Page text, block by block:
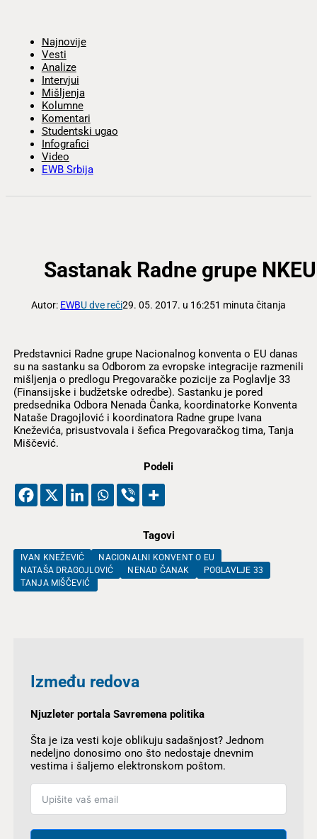
Najnovije
Vesti
Analize
Intervjui
Mišljenja
Kolumne
Komentari
Studentski ugao
Infografici
Video
EWB Srbija
Sastanak Radne grupe
Autor: EWBU dve reči29. 05. 2017. u 16:251 minuta čitanja
Predstavnici Radne grupe Nacionalnog konventa o EU danas
su na sastanku sa Odborom za evropske integracije razmenili
mišljenja o predlogu Pregovaračke pozicije za Poglavlje 33
(Finansijske i budžetske odredbe). Sastanku je pored
predsednika Odbora Nenada Čanka, koordinatorke Konventa
Nataše Dragojlović i koordinatora Radne grupe Ivana
Kneževića, prisustvovala i šefica Pregovaračkog tima, Tanja
Miščević.
Podeli
Tagovi
IVAN KNEŽEVIĆ
NACIONALNI KONVENT O EU
NATAŠA DRAGOJLOVIĆ
NENAD ČANAK
POGLAVLJE 33
TANJA MIŠČEVIĆ
Između redova
Njuzleter portala Savremena politika
Šta je iza vesti koje oblikuju sadašnjost? Jednom
nedeljno donosimo ono što nedostaje dnevnim
vestima i šaljemo elektronskom poštom.